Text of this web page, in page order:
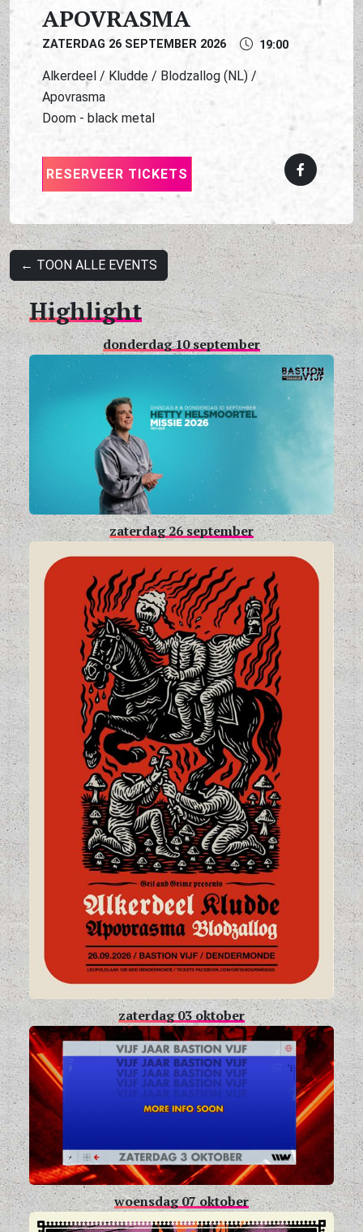
APOVRASMA
ZATERDAG 26 SEPTEMBER 2026 19:00
Alkerdeel / Kludde / Blodzallog (NL) /
Apovrasma
Doom - black metal
RESERVEER TICKETS
← TOON ALLE EVENTS
Highlight
donderdag 10 september
zaterdag 26 september
zaterdag 03 oktober
woensdag 07 oktober